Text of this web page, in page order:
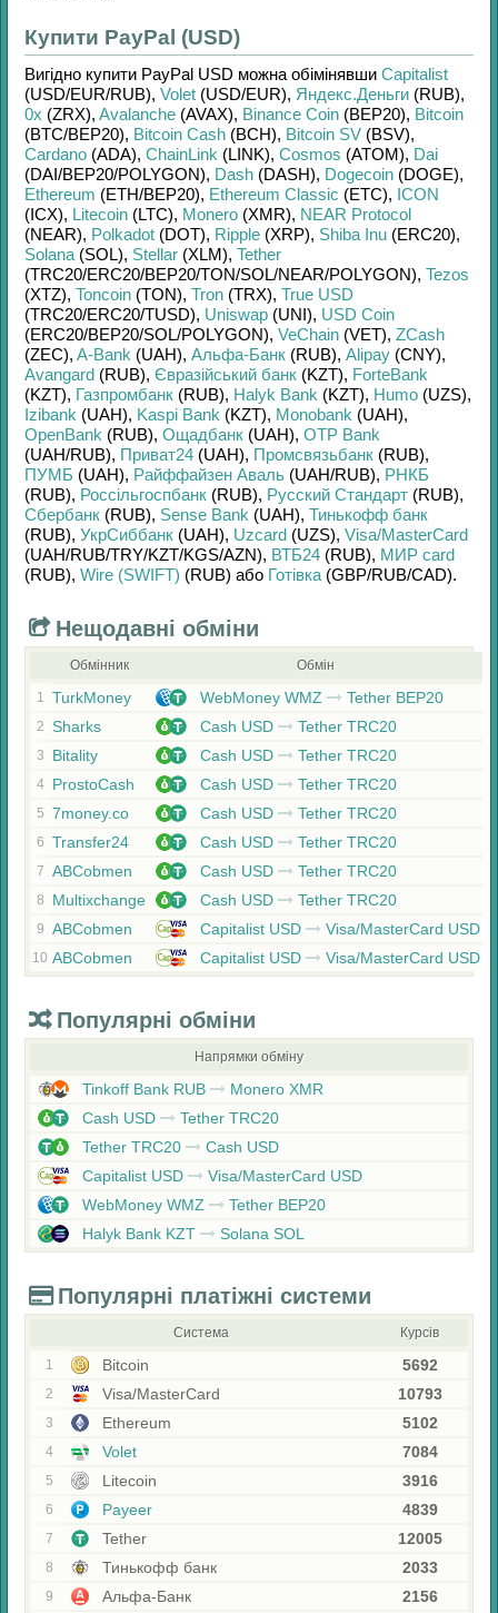
Купити PayPal (USD)
Вигідно купити PayPal USD можна обімінявши Capitalist
(USD/EUR/RUB), Volet (USD/EUR), Яндекс.Деньги (RUB),
0x (ZRX), Avalanche (AVAX), Binance Coin (BEP20), Bitcoin
(BTC/BEP20), Bitcoin Cash (BCH), Bitcoin SV (BSV),
Cardano (ADA), ChainLink (LINK), Cosmos (ATOM), Dai
(DAI/BEP20/POLYGON), Dash (DASH), Dogecoin (DOGE),
Ethereum (ETH/BEP20), Ethereum Classic (ETC), ICON
(ICX), Litecoin (LTC), Monero (XMR), NEAR Protocol
(NEAR), Polkadot (DOT), Ripple (XRP), Shiba Inu (ERC20),
Solana (SOL), Stellar (XLM), Tether
(TRC20/ERC20/BEP20/TON/SOL/NEAR/POLYGON), Tezos
(XTZ), Toncoin (TON), Tron (TRX), True USD
(TRC20/ERC20/TUSD), Uniswap (UNI), USD Coin
(ERC20/BEP20/SOL/POLYGON), VeChain (VET), ZCash
(ZEC), A-Bank (UAH), Альфа-Банк (RUB), Alipay (CNY),
Avangard (RUB), Євразійський банк (KZT), ForteBank
(KZT), Газпромбанк (RUB), Halyk Bank (KZT), Humo (UZS),
Izibank (UAH), Kaspi Bank (KZT), Monobank (UAH),
OpenBank (RUB), Ощадбанк (UAH), OTP Bank
(UAH/RUB), Приват24 (UAH), Промсвязьбанк (RUB),
ПУМБ (UAH), Райффайзен Аваль (UAH/RUB), РНКБ
(RUB), Россільгоспбанк (RUB), Русский Стандарт (RUB),
Сбербанк (RUB), Sense Bank (UAH), Тинькофф банк
(RUB), УкрСиббанк (UAH), Uzcard (UZS), Visa/MasterCard
(UAH/RUB/TRY/KZT/KGS/AZN), ВТБ24 (RUB), МИР card
(RUB), Wire (SWIFT) (RUB) або Готівка (GBP/RUB/CAD).
Нещодавні обміни
Обмінник Обмін
1 TurkMoney WebMoney WMZ Tether BEP20
2 Sharks Cash USD Tether TRC20
3 Bitality Cash USD Tether TRC20
4 ProstoCash Cash USD Tether TRC20
5 7money.co Cash USD Tether TRC20
6 Transfer24 Cash USD Tether TRC20
7 ABCobmen Cash USD Tether TRC20
8 Multixchange Cash USD Tether TRC20
9 ABCobmen Capitalist USD Visa/MasterCard USD
10 ABCobmen Capitalist USD Visa/MasterCard USD
Популярні обміни
Напрямки обміну
Tinkoff Bank RUB
Monero XMR
Cash USD
Tether TRC20
Tether TRC20
Cash USD
Capitalist USD
Visa/MasterCard USD
WebMoney WMZ
Tether BEP20
Halyk Bank KZT
Solana SOL
Популярні платіжні системи
Система Курсів
1 Bitcoin 5692
2 Visa/MasterCard 10793
3 Ethereum 5102
4 Volet 7084
5 Litecoin 3916
6 Payeer 4839
7 Tether 12005
8 Тинькофф банк 2033
9 Альфа-Банк 2156